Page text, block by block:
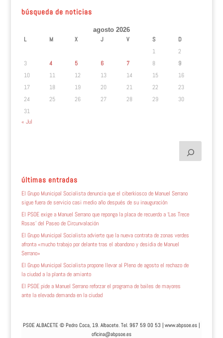
búsqueda de noticias
agosto 2026
L M X J V S
D
1
2
3
4 5 6 7 8
9
10
11 12 13 14 15
16
17
18 19 20 21 22
23
24
25 26 27 28 29
30
31
« Jul
últimas entradas
El Grupo Municipal Socialista denuncia que el ciberkiosco de Manuel Serrano
sigue fuera de servicio casi medio año después de su inauguración
El PSOE exige a Manuel Serrano que reponga la placa de recuerdo a ‘Las Trece
Rosas’ del Paseo de Circunvalación
El Grupo Municipal Socialista advierte que la nueva contrata de zonas verdes
afronta «mucho trabajo por delante tras el abandono y desidia de Manuel
Serrano»
El Grupo Municipal Socialista propone llevar al Pleno de agosto el rechazo de
la ciudad a la planta de amianto
El PSOE pide a Manuel Serrano reforzar el programa de bailes de mayores
ante la elevada demanda en la ciudad
PSOE ALBACETE © Pedro Coca, 19. Albacete. Tel. 967 59 00 53 |www.abpsoe.es |
oficina@abpsoe.es